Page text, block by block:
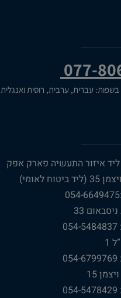
077-
בשפות: עברית, ערבית, רוסית ואנגלית
איזור התעשיה פארק אפק
לאומי)
33
1
15